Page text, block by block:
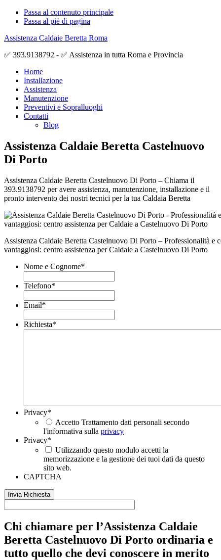
Passa al contenuto principale
Passa al piè di pagina
Assistenza Caldaie Beretta Roma
✅ 393.9138792 - ✅ Assistenza in tutta Roma e Provincia
Home
Installazione
Assistenza
Manutenzione
Preventivi e Sopralluoghi
Contatti
Blog
Assistenza Caldaie Beretta Castelnuovo
Di Porto
Assistenza Caldaie Beretta Castelnuovo Di Porto – Chiama il
393.9138792 per avere assistenza, manutenzione, installazione e il
pronto intervento dei nostri tecnici per la tua Caldaia Beretta
Assistenza Caldaie Beretta Castelnuovo Di Porto – Professionalità e
vantaggiosi: centro assistenza per Caldaie a Castelnuovo Di Porto
Nome e Cognome*
Telefono*
Email*
Richiesta*
Privacy*
Accetto Trattamento dati personali secondo
l'informativa sulla privacy
Privacy*
Utilizzando questo modulo accetti la
memorizzazione e la gestione dei tuoi dati da questo
sito web.
CAPTCHA
Chi chiamare per l’Assistenza Caldaie
Beretta Castelnuovo Di Porto ordinaria e
tutto quello che devi conoscere in merito